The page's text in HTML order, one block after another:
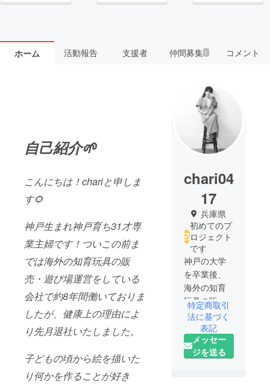
ホーム 活動報告 支援者 仲間募集 1 コメント
自己紹介🌱
こんにちは！chariと申しま
す🌻
神戸生まれ神戸育ち31才専
業主婦です！ついこの前ま
では海外の知育玩具の販
売・遊び場運営をしている
会社で約8年間働いておりま
したが、健康上の理由によ
り先月退社いたしました。
子どもの頃から絵を描いた
り何かを作ることが好き
chari04
17
兵庫県
初めてのプ
ロジェクト
です
神戸の大学
を卒業後、
海外の知育
玩具の販
売・あそび
場運営をす
る会社に入
社し、約8年
特定商取引
法に基づく
表記
メッセー
ジを送る